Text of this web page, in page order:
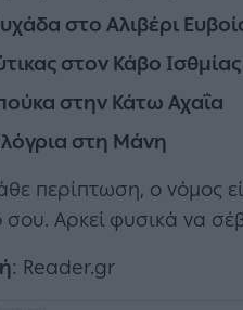
στο Αλιβέρι
στον Κάβο Ισθμίας
στην Κάτω Αχαΐα
στη Μάνη
περίπτωση, ο νόμος
σου. Αρκεί φυσικά να
: Reader.gr